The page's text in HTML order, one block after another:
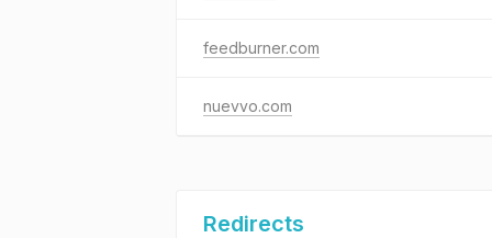
feedburner.com
nuevvo.com
Redirects